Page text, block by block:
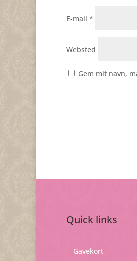
E-mail *
Websted
Gem mit navn,
Quick links
Gavekort